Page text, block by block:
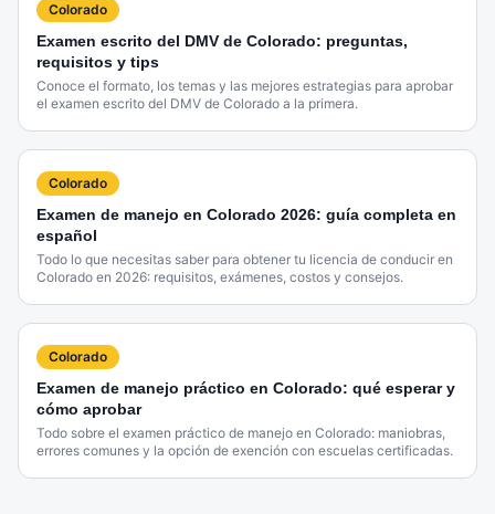
Colorado
Examen escrito del DMV de Colorado: preguntas,
requisitos y tips
Conoce el formato, los temas y las mejores estrategias para aprobar
el examen escrito del DMV de Colorado a la primera.
Colorado
Examen de manejo en Colorado 2026: guía completa en
español
Todo lo que necesitas saber para obtener tu licencia de conducir en
Colorado en 2026: requisitos, exámenes, costos y consejos.
Colorado
Examen de manejo práctico en Colorado: qué esperar y
cómo aprobar
Todo sobre el examen práctico de manejo en Colorado: maniobras,
errores comunes y la opción de exención con escuelas certificadas.